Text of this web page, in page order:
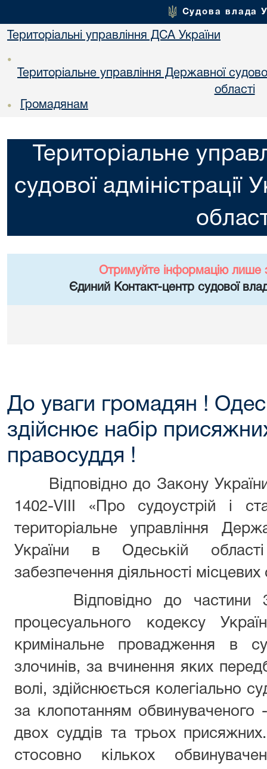
Судова влада
Територіальні управління ДСА України
•
Територіальне управління Державної
областi
• Громадянам
Територіальне
судової адміністрації
Отримуйте інформацію лише
Єдиний Контакт-центр судової
До уваги громадян !
здійснює набір
правосуддя !
Відповідно до Закону
1402-VIII «Про судоустрій і
територіальне управління
України в Одеській області
забезпечення діяльності місцевих
Відповідно до частини 3
процесуального кодексу
кримінальне провадження в
злочинів, за вчинення яких
волі, здійснюється колегіально
за клопотанням
двох суддів та трьох
стосовно кількох